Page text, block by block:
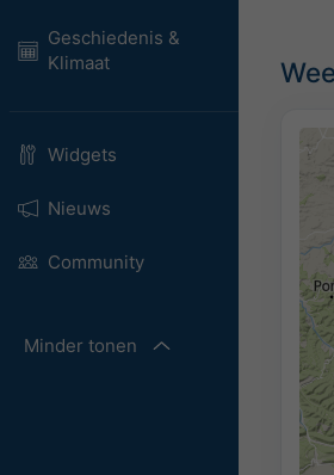
Geschiedenis &
Klimaat
Widgets
Nieuws
Community
Minder tonen